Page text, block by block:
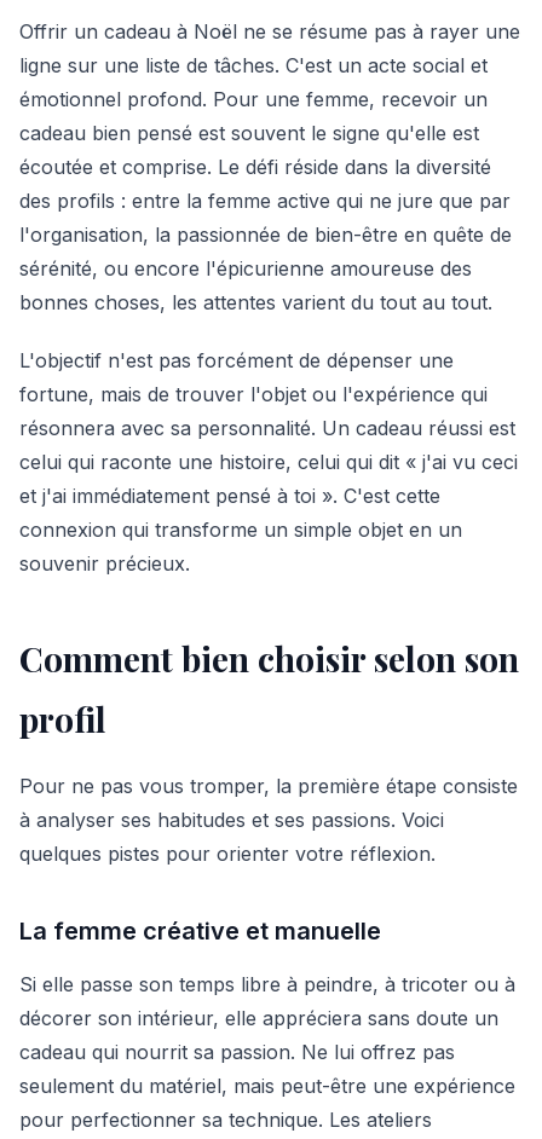
Offrir un cadeau à Noël ne se résume pas à rayer une
ligne sur une liste de tâches. C'est un acte social et
émotionnel profond. Pour une femme, recevoir un
cadeau bien pensé est souvent le signe qu'elle est
écoutée et comprise. Le défi réside dans la diversité
des profils : entre la femme active qui ne jure que par
l'organisation, la passionnée de bien-être en quête de
sérénité, ou encore l'épicurienne amoureuse des
bonnes choses, les attentes varient du tout au tout.
L'objectif n'est pas forcément de dépenser une
fortune, mais de trouver l'objet ou l'expérience qui
résonnera avec sa personnalité. Un cadeau réussi est
celui qui raconte une histoire, celui qui dit « j'ai vu ceci
et j'ai immédiatement pensé à toi ». C'est cette
connexion qui transforme un simple objet en un
souvenir précieux.
Comment bien choisir selon son
profil
Pour ne pas vous tromper, la première étape consiste
à analyser ses habitudes et ses passions. Voici
quelques pistes pour orienter votre réflexion.
La femme créative et manuelle
Si elle passe son temps libre à peindre, à tricoter ou à
décorer son intérieur, elle appréciera sans doute un
cadeau qui nourrit sa passion. Ne lui offrez pas
seulement du matériel, mais peut-être une expérience
pour perfectionner sa technique. Les ateliers